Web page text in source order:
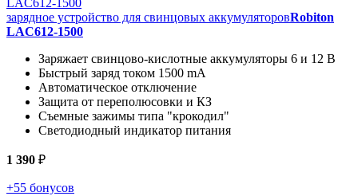
зарядное устройство для свинцовых аккумуляторовRobiton
LAC612-1500
Заряжает свинцово-кислотные аккумуляторы 6 и 12 В
Быстрый заряд током 1500 mA
Автоматическое отключение
Защита от переполюсовки и КЗ
Съемные зажимы типа "крокодил"
Светодиодный индикатор питания
1 390 ₽
+55 бонусов